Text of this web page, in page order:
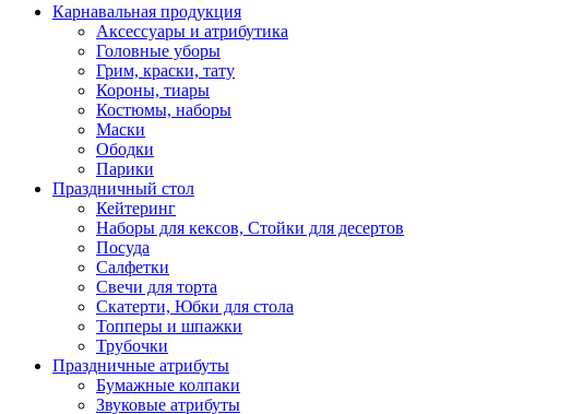
Карнавальная продукция
Аксессуары и атрибутика
Головные уборы
Грим, краски, тату
Короны, тиары
Костюмы, наборы
Маски
Ободки
Парики
Праздничный стол
Кейтеринг
Наборы для кексов, Стойки для десертов
Посуда
Салфетки
Свечи для торта
Скатерти, Юбки для стола
Топперы и шпажки
Трубочки
Праздничные атрибуты
Бумажные колпаки
Звуковые атрибуты